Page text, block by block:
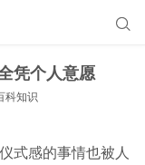

凭个人意愿
科知识
式感的事情也被人